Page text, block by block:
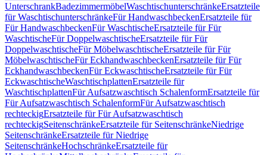
UnterschrankBadezimmermöbelWaschtischunterschränkeErsatzteile
für WaschtischunterschränkeFür HandwaschbeckenErsatzteile für
Für HandwaschbeckenFür WaschtischeErsatzteile für Für
WaschtischeFür DoppelwaschtischeErsatzteile für Für
DoppelwaschtischeFür MöbelwaschtischeErsatzteile für Für
MöbelwaschtischeFür EckhandwaschbeckenErsatzteile für Für
EckhandwaschbeckenFür EckwaschtischeErsatzteile für Für
EckwaschtischeWaschtischplattenErsatzteile für
WaschtischplattenFür Aufsatzwaschtisch SchalenformErsatzteile für
Für Aufsatzwaschtisch SchalenformFür Aufsatzwaschtisch
rechteckigErsatzteile für Für Aufsatzwaschtisch
rechteckigSeitenschränkeErsatzteile für SeitenschränkeNiedrige
SeitenschränkeErsatzteile für Niedrige
SeitenschränkeHochschränkeErsatzteile für